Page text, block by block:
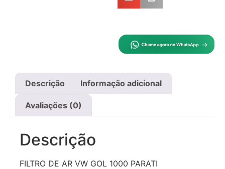
Descrição Informação adicional
Avaliações (0)
Descrição
FILTRO DE AR VW GOL 1000 PARATI